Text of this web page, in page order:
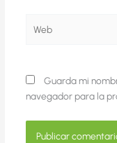
Guarda mi
navegador para la